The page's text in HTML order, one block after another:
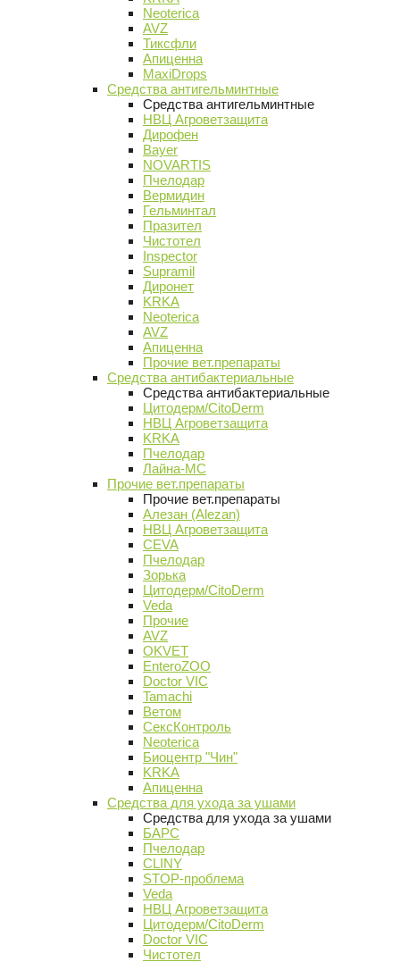
Neoterica
AVZ
Тиксфли
Апиценна
MaxiDrops
Средства антигельминтные
Средства антигельминтные
НВЦ Агроветзащита
Дирофен
Bayer
NOVARTIS
Пчелодар
Вермидин
Гельминтал
Празител
Чистотел
Inspector
Supramil
Диронет
KRKA
Neoterica
AVZ
Апиценна
Прочие вет.препараты
Средства антибактериальные
Средства антибактериальные
Цитодерм/CitoDerm
НВЦ Агроветзащита
KRKA
Пчелодар
Лайна-МС
Прочие вет.препараты
Прочие вет.препараты
Алезан (Alezan)
НВЦ Агроветзащита
CEVA
Пчелодар
Зорька
Цитодерм/CitoDerm
Veda
Прочие
AVZ
OKVET
EnteroZOO
Doctor VIC
Tamachi
Ветом
СексКонтроль
Neoterica
Биоцентр "Чин"
KRKA
Апиценна
Средства для ухода за ушами
Средства для ухода за ушами
БАРС
Пчелодар
CLINY
STOP-проблема
Veda
НВЦ Агроветзащита
Цитодерм/CitoDerm
Doctor VIC
Чистотел